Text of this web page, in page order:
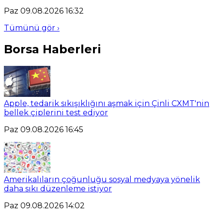
Paz 09.08.2026 16:32
Tümünü gör ›
Borsa Haberleri
Apple, tedarik sıkışıklığını aşmak için Çinli CXMT'nin
bellek çiplerini test ediyor
Paz 09.08.2026 16:45
Amerikalıların çoğunluğu sosyal medyaya yönelik
daha sıkı düzenleme istiyor
Paz 09.08.2026 14:02